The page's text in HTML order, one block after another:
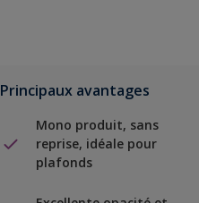
Principaux avantages
Mono produit, sans
reprise, idéale pour
plafonds